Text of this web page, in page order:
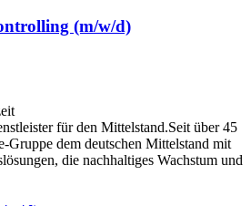
(m/w/d)
für den Mittelstand.Seit über 45
Gruppe dem deutschen Mittelstand mit
die nachhaltiges Wachstum und